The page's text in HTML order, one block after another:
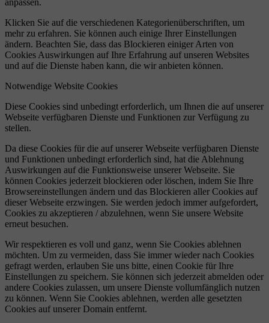
Klicken Sie auf die verschiedenen Kategorienüberschriften, um
mehr zu erfahren. Sie können auch einige Ihrer Einstellungen
ändern. Beachten Sie, dass das Blockieren einiger Arten von
Cookies Auswirkungen auf Ihre Erfahrung auf unseren Websites
und auf die Dienste haben kann, die wir anbieten können.
Notwendige Website Cookies
Diese Cookies sind unbedingt erforderlich, um Ihnen die auf unserer
Webseite verfügbaren Dienste und Funktionen zur Verfügung zu
stellen.
Da diese Cookies für die auf unserer Webseite verfügbaren Dienste
und Funktionen unbedingt erforderlich sind, hat die Ablehnung
Auswirkungen auf die Funktionsweise unserer Webseite. Sie
können Cookies jederzeit blockieren oder löschen, indem Sie Ihre
Browsereinstellungen ändern und das Blockieren aller Cookies auf
dieser Webseite erzwingen. Sie werden jedoch immer aufgefordert,
Cookies zu akzeptieren / abzulehnen, wenn Sie unsere Website
erneut besuchen.
Wir respektieren es voll und ganz, wenn Sie Cookies ablehnen
möchten. Um zu vermeiden, dass Sie immer wieder nach Cookies
gefragt werden, erlauben Sie uns bitte, einen Cookie für Ihre
Einstellungen zu speichern. Sie können sich jederzeit abmelden oder
andere Cookies zulassen, um unsere Dienste vollumfänglich nutzen
zu können. Wenn Sie Cookies ablehnen, werden alle gesetzten
Cookies auf unserer Domain entfernt.